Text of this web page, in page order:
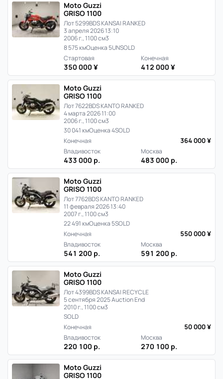
Moto Guzzi
GRISO 1100
Лот 5299BDS KANSAI RANKED
3 апреля 2026 13:10
2006 г., 1100 см3
8 575 кмОценка 5UNSOLD
Стартовая
350 000 ¥
Конечная
412 000 ¥
Moto Guzzi
GRISO 1100
Лот 7622BDS KANTO RANKED
4 марта 2026 11:00
2006 г., 1100 см3
30 041 кмОценка 4SOLD
Конечная
364 000 ¥
Владивосток
433 000 р.
Москва
483 000 р.
Moto Guzzi
GRISO 1100
Лот 7762BDS KANTO RANKED
11 февраля 2026 13:40
2007 г., 1100 см3
22 491 кмОценка 5SOLD
Конечная
550 000 ¥
Владивосток
541 200 р.
Москва
591 200 р.
Moto Guzzi
GRISO 1100
Лот 4399BDS KANSAI RECYCLE
5 сентября 2025 Auction End
2010 г., 1100 см3
SOLD
Конечная
50 000 ¥
Владивосток
220 100 р.
Москва
270 100 р.
Moto Guzzi
GRISO 1100